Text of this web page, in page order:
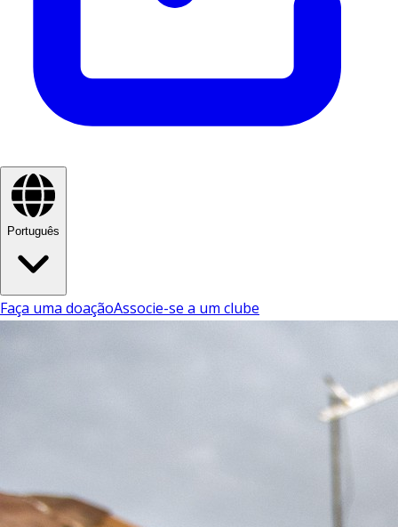
Português
Faça uma doaçãoAssocie-se a um clube